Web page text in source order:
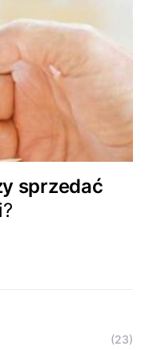
sprzedać
(23)